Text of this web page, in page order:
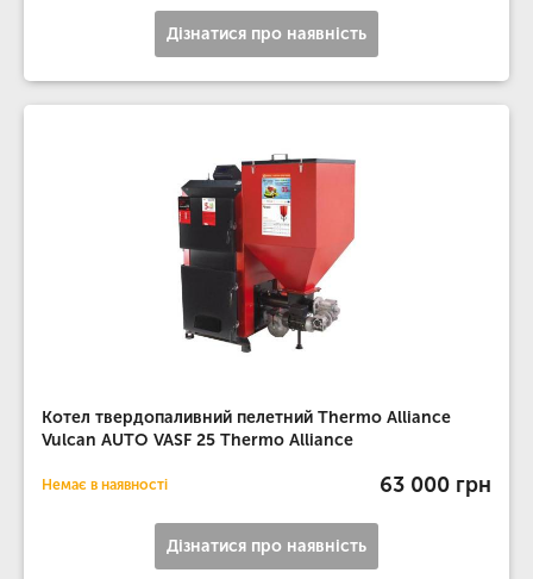
Дізнатися про наявність
Котел твердопаливний пелетний Thermo Alliance
Vulcan AUTO VASF 25 Thermo Alliance
Немає в наявності 63 000 грн
Дізнатися про наявність